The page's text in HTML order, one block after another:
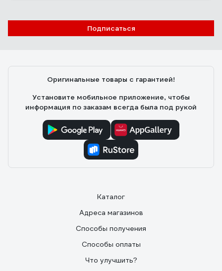
Подписаться
Оригинальные товары с гарантией!
Установите мобильное приложение, чтобы
информация по заказам всегда была под рукой
Каталог
Адреса магазинов
Способы получения
Способы оплаты
Что улучшить?